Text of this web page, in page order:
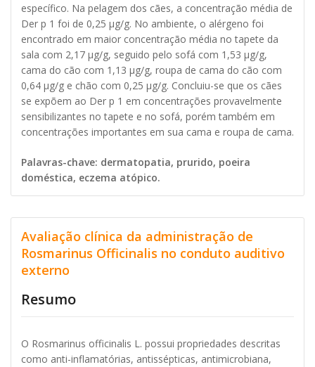
específico. Na pelagem dos cães, a concentração média de
Der p 1 foi de 0,25 μg/g. No ambiente, o alérgeno foi
encontrado em maior concentração média no tapete da
sala com 2,17 μg/g, seguido pelo sofá com 1,53 μg/g,
cama do cão com 1,13 μg/g, roupa de cama do cão com
0,64 μg/g e chão com 0,25 μg/g. Concluiu-se que os cães
se expõem ao Der p 1 em concentrações provavelmente
sensibilizantes no tapete e no sofá, porém também em
concentrações importantes em sua cama e roupa de cama.
Palavras-chave: dermatopatia, prurido, poeira
doméstica, eczema atópico.
Avaliação clínica da administração de
Rosmarinus Officinalis no conduto auditivo
externo
Resumo
O Rosmarinus officinalis L. possui propriedades descritas
como anti-inflamatórias, antissépticas, antimicrobiana,